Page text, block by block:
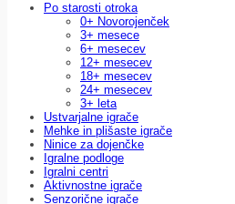
Po starosti otroka
0+ Novorojenček
3+ mesece
6+ mesecev
12+ mesecev
18+ mesecev
24+ mesecev
3+ leta
Ustvarjalne igrače
Mehke in plišaste igrače
Ninice za dojenčke
Igralne podloge
Igralni centri
Aktivnostne igrače
Senzorične igrače